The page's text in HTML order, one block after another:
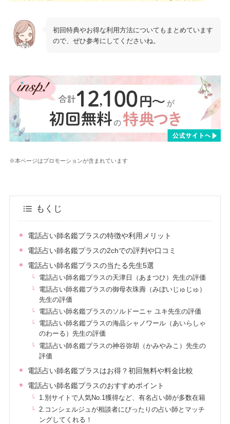
初回特典やお得な利用方法についてもまとめています
ので、ぜひ参考にしてくださいね。
※本ページはプロモーションが含まれています
もくじ
電話占い師名鑑プラスの特徴や利用メリット
電話占い師名鑑プラスの2chでの評判や口コミ
電話占い師名鑑プラスの当たる先生5選
電話占い師名鑑プラスの天津日（あまつひ）先生の評価
電話占い師名鑑プラスの御母衣珠壽（みぼいじゅじゅ）
先生の評価
電話占い師名鑑プラスのソルドーニャ ユキ先生の評価
電話占い師名鑑プラスの海晶シャノワール（あいらしゃ
のわーる）先生の評価
電話占い師名鑑プラスの神谷弥胡（かみやみこ）先生の
評価
電話占い師名鑑プラスはお得？初回無料や料金比較
電話占い師名鑑プラスのおすすめポイント
1.別サイトで人気No.1獲得など、有名占い師が多数在籍
2.コンシェルジュが相談者にぴったりの占い師とマッチ
ングしてくれる！